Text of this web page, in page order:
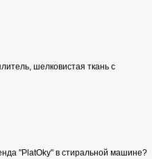
шелковистая ткань с
"PlatOky" в стиральной машине?